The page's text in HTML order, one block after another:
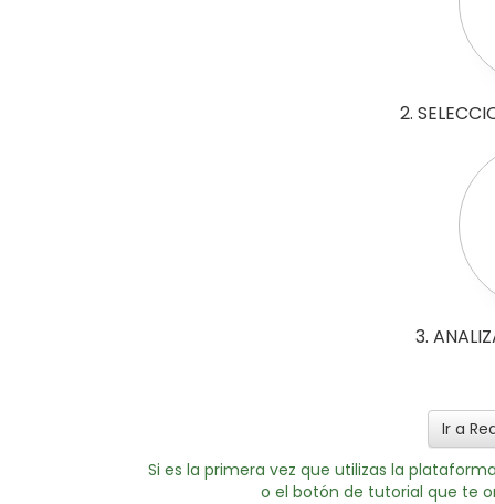
2.
3.
Ir a
Si es la primera vez que utilizas la
o el botón de tutorial que te